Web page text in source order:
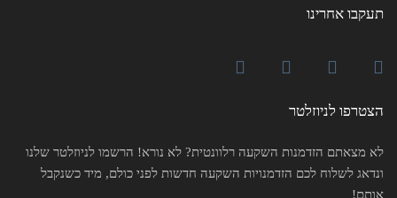
תעקבו אחרינו
הצטרפו לניוזלטר
לא מצאתם הזדמנות השקעה רלוונטית? לא נורא! הרשמו לניוזלטר שלנו
ונדאג לשלוח לכם הזדמנויות השקעה חדשות לפני כולם, מיד כשנקבל
אותם!